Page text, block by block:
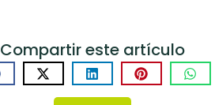
Compartir este artículo